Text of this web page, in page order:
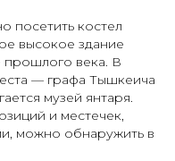
посетить костел
высокое здание
прошлого века. В
— графа Тышкеича
музей янтаря.
и местечек,
можно обнаружить в